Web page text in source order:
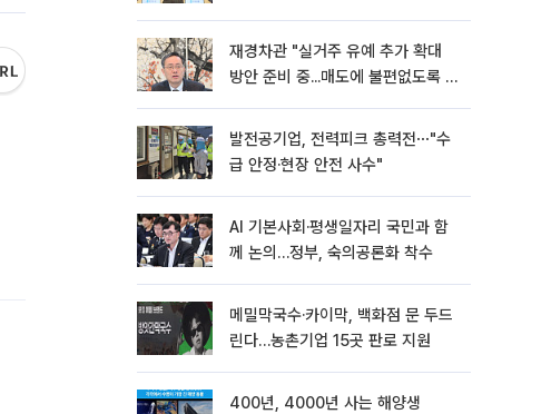
재경차관 "실거주 유예 추가 확대
방안 준비 중...매도에 불편없도록 노
발전공기업, 전력피크 총력전⋯"수
급 안정·현장 안전 사수"
AI 기본사회·평생일자리 국민과 함
께 논의…정부, 숙의공론화 착수
메밀막국수·카이막, 백화점 문 두드
린다…농촌기업 15곳 판로 지원
400년, 4000년 사는 해양생